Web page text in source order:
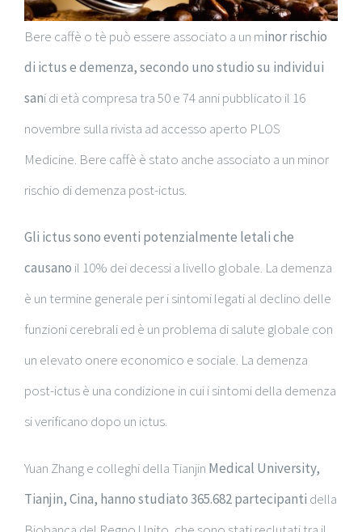
Bere caffè o tè può essere associato a un minor rischio
di ictus e demenza, secondo uno studio su individui
sani di età compresa tra 50 e 74 anni pubblicato il 16
novembre sulla rivista ad accesso aperto PLOS
Medicine. Bere caffè è stato anche associato a un minor
rischio di demenza post-ictus.
Gli ictus sono eventi potenzialmente letali che
causano il 10% dei decessi a livello globale. La demenza
è un termine generale per i sintomi legati al declino delle
funzioni cerebrali ed è un problema di salute globale con
un elevato onere economico e sociale. La demenza
post-ictus è una condizione in cui i sintomi della demenza
si verificano dopo un ictus.
Yuan Zhang e colleghi della Tianjin Medical University,
Tianjin, Cina, hanno studiato 365.682 partecipanti della